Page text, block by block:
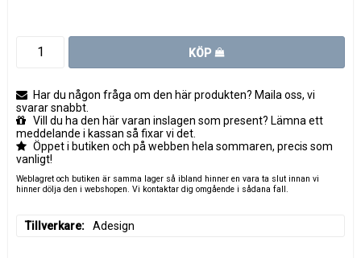
KÖP
Har du någon fråga om den här produkten? Maila oss, vi
svarar snabbt.
Vill du ha den här varan inslagen som present? Lämna ett
meddelande i kassan så fixar vi det.
Öppet i butiken och på webben hela sommaren, precis som
vanligt!
Weblagret och butiken är samma lager så ibland hinner en vara ta slut innan vi
hinner dölja den i webshopen. Vi kontaktar dig omgående i sådana fall.
Tillverkare Adesign